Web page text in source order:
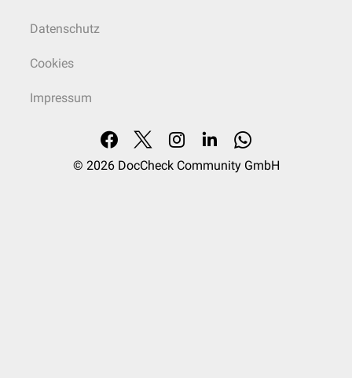
Datenschutz
Cookies
Impressum
© 2026 DocCheck Community GmbH